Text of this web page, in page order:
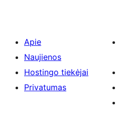
Apie
Naujienos
Hostingo tiekėjai
Privatumas